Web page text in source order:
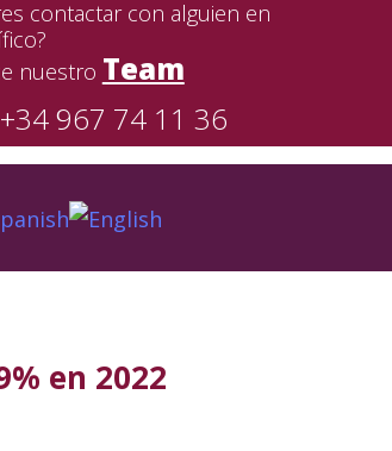
contactar con alguien en
nuestro Team
967 74 11 36
en 2022